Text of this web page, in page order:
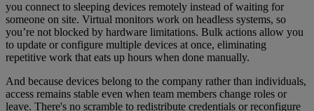
you connect to sleeping devices remotely instead of waiting for
someone on site. Virtual monitors work on headless systems, so
you’re not blocked by hardware limitations. Bulk actions allow you
to update or configure multiple devices at once, eliminating
repetitive work that eats up hours when done manually.
And because devices belong to the company rather than individuals,
access remains stable even when team members change roles or
leave. There's no scramble to redistribute credentials or reconfigure